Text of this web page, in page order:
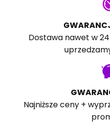
Dostawa nawet w
Najniższe ceny +